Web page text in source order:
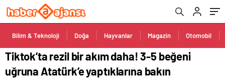
Bilim & Teknoloji Doğa Hayvanlar Magazin Otomobil
Tiktok’ta rezil bir akım daha! 3-5 beğeni
uğruna Atatürk’e yaptıklarına bakın